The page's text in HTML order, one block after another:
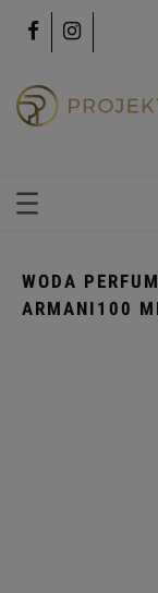
WODA
ARMANI100